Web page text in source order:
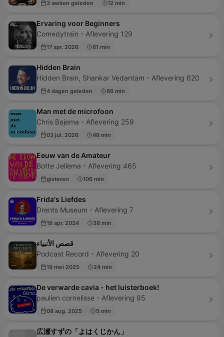
3 weken geleden 12 min
Ervaring voor Beginners
Comedytrain - Aflevering 129
17 apr. 2026 61 min
Hidden Brain
Hidden Brain, Shankar Vedantam - Aflevering 620
4 dagen geleden 86 min
Man met de microfoon
Chris Bajema - Aflevering 259
03 jul. 2026 48 min
Eeuw van de Amateur
Botte Jellema - Aflevering 465
gisteren 106 min
Frida's Liefdes
Drents Museum - Aflevering 7
19 apr. 2024 38 min
قصص الأنبياء
Podcast Record - Aflevering 20
19 mei 2025 24 min
De verwarde cavia - het luisterboek!
paulien cornelisse - Aflevering 95
08 aug. 2025 5 min
広瀬すずの「よはくじかん」